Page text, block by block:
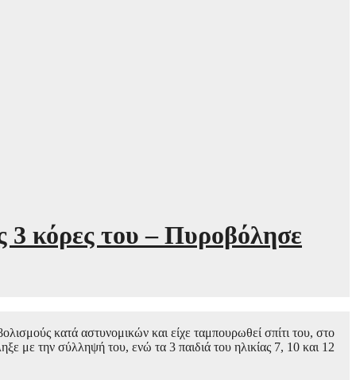
3 κόρες του – Πυροβόλησε
κατά αστυνομικών και είχε ταμπουρωθεί σπίτι του, στο
με την σύλληψή του, ενώ τα 3 παιδιά του ηλικίας 7, 10 και 12